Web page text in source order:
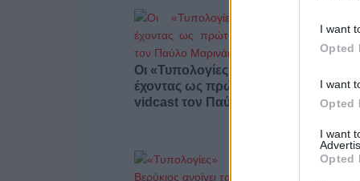
I want
Opted
I want
Opted
I want
Opted
Οι «Τυπολογίες» περνούν στην
έχοντας ως πρώτο καλεσμένο στο
vidcast τον Παύλο Μαρινάκη